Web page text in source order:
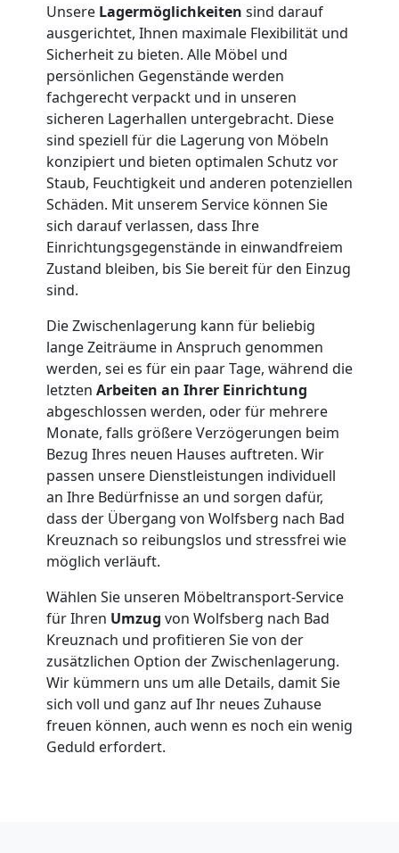
Unsere Lagermöglichkeiten sind darauf
ausgerichtet, Ihnen maximale Flexibilität und
Sicherheit zu bieten. Alle Möbel und
persönlichen Gegenstände werden
fachgerecht verpackt und in unseren
sicheren Lagerhallen untergebracht. Diese
sind speziell für die Lagerung von Möbeln
konzipiert und bieten optimalen Schutz vor
Staub, Feuchtigkeit und anderen potenziellen
Schäden. Mit unserem Service können Sie
sich darauf verlassen, dass Ihre
Einrichtungsgegenstände in einwandfreiem
Zustand bleiben, bis Sie bereit für den Einzug
sind.
Die Zwischenlagerung kann für beliebig
lange Zeiträume in Anspruch genommen
werden, sei es für ein paar Tage, während die
letzten Arbeiten an Ihrer Einrichtung
abgeschlossen werden, oder für mehrere
Monate, falls größere Verzögerungen beim
Bezug Ihres neuen Hauses auftreten. Wir
passen unsere Dienstleistungen individuell
an Ihre Bedürfnisse an und sorgen dafür,
dass der Übergang von Wolfsberg nach Bad
Kreuznach so reibungslos und stressfrei wie
möglich verläuft.
Wählen Sie unseren Möbeltransport-Service
für Ihren Umzug von Wolfsberg nach Bad
Kreuznach und profitieren Sie von der
zusätzlichen Option der Zwischenlagerung.
Wir kümmern uns um alle Details, damit Sie
sich voll und ganz auf Ihr neues Zuhause
freuen können, auch wenn es noch ein wenig
Geduld erfordert.